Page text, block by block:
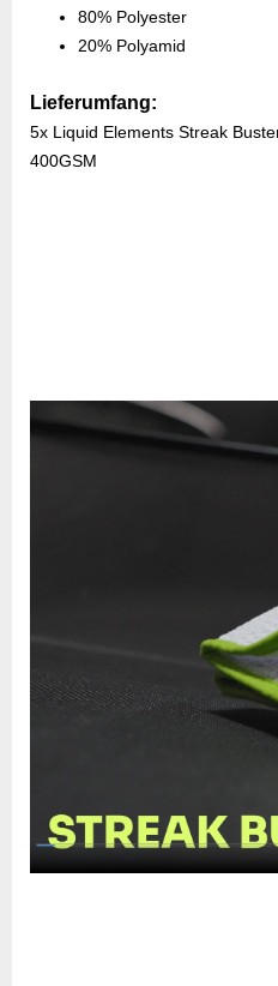
80% Polyester
20% Polyamid
Lieferumfang:
5x Liquid Elements Streak
400GSM